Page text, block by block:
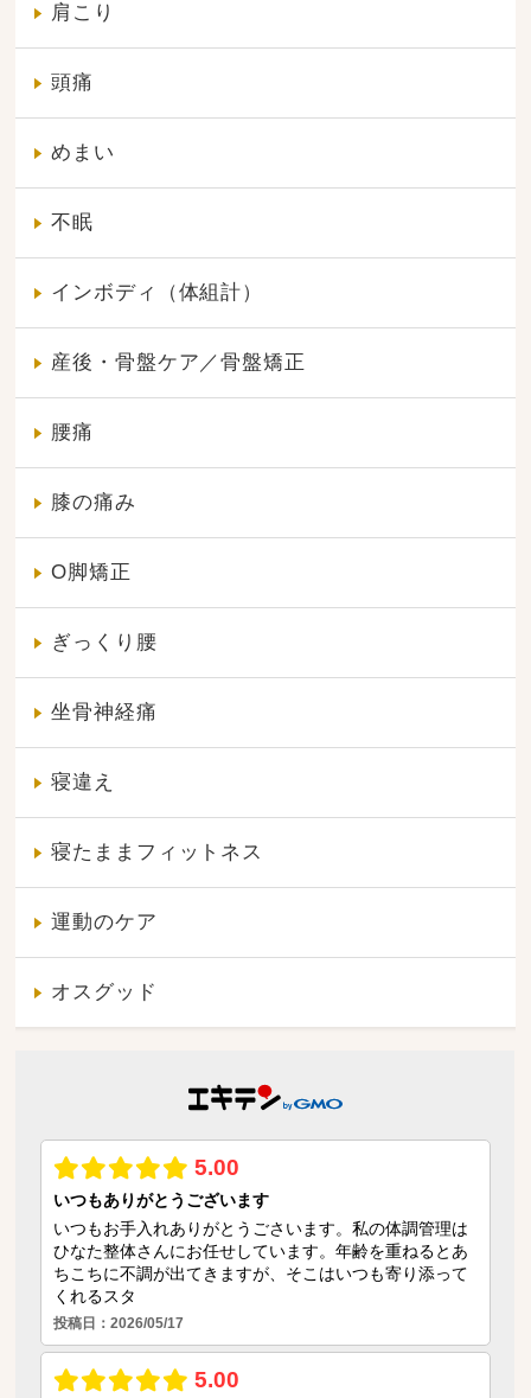
肩こり
頭痛
めまい
不眠
インボディ（体組計）
産後・骨盤ケア／骨盤矯正
腰痛
膝の痛み
O脚矯正
ぎっくり腰
坐骨神経痛
寝違え
寝たままフィットネス
運動のケア
オスグッド